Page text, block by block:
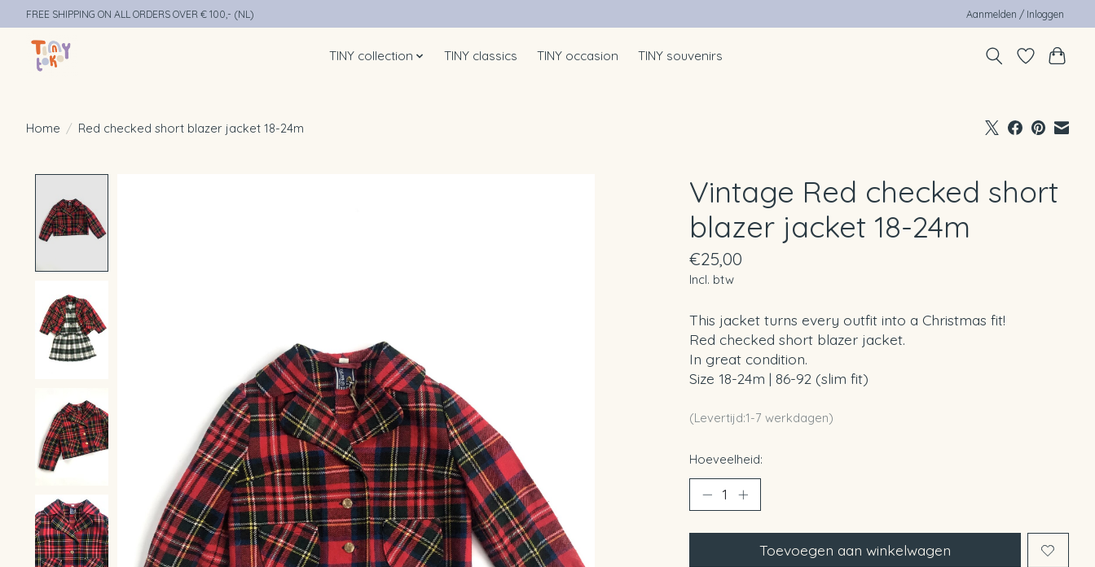
FREE SHIPPING ON ALL ORDERS OVER € 100,- (NL) Aanmelden / Inloggen
TINY collection TINY classics TINY occasion TINY souvenirs
Home / Red checked short blazer jacket 18-24m
Vintage Red checked short
blazer jacket 18-24m
€25,00
Incl. btw
This jacket turns every outfit into a Christmas fit!
Red checked short blazer jacket.
In great condition.
Size 18-24m | 86-92 (slim fit)
(Levertijd:1-7 werkdagen)
Hoeveelheid:
Toevoegen aan winkelwagen